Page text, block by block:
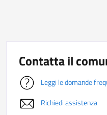
Contatta il
Leggi le domande
Richiedi assistenza